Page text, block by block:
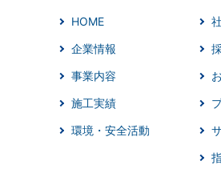
HOME
企業情報
事業内容
施工実績
環境・安全活動